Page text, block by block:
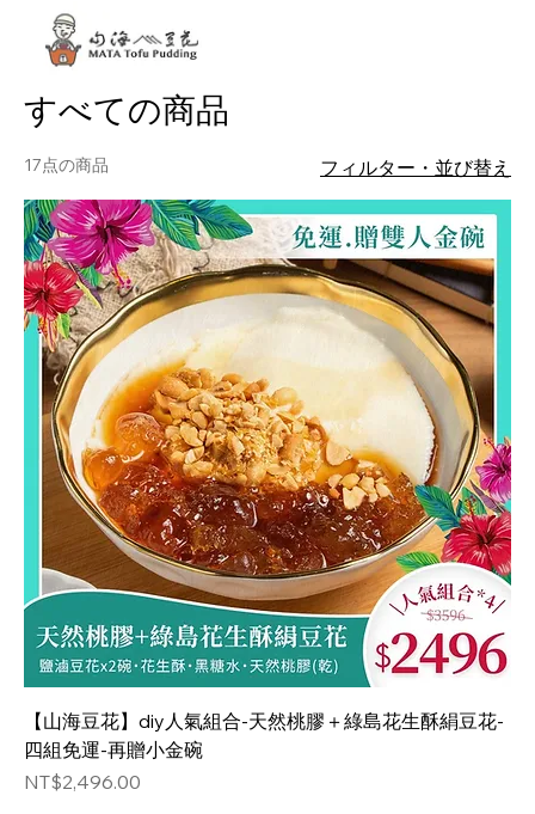
ホーム All Products
すべての商品
17点の商品 フィルター・並び替え
【山海豆花】diy人氣組合-天然桃膠＋綠島花生酥絹豆花-
四組免運-再贈小金碗
価格
NT$2,496.00